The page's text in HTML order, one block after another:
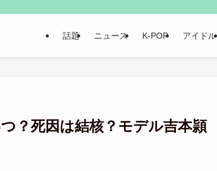
話題 ニュース K-POP アイドル
？死因は結核？モデル吉本頴